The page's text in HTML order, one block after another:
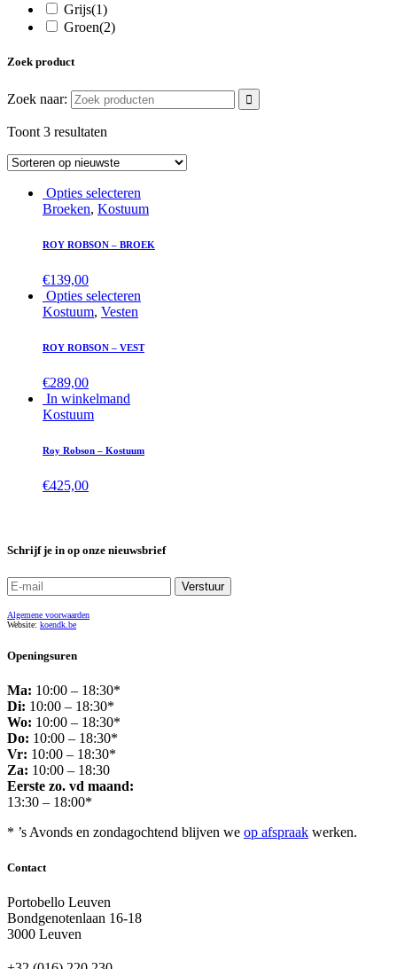
Grijs(1)
Groen(2)
Zoek product
Zoek naar:
Toont 3 resultaten
Opties selecteren
Broeken, Kostuum
ROY ROBSON – BROEK
€139,00
Opties selecteren
Kostuum, Vesten
ROY ROBSON – VEST
€289,00
In winkelmand
Kostuum
Roy Robson – Kostuum
€425,00
Schrijf je in op onze nieuwsbrief
Algemene voorwaarden
Website: koendk.be
Openingsuren
Ma: 10:00 – 18:30*
Di: 10:00 – 18:30*
Wo: 10:00 – 18:30*
Do: 10:00 – 18:30*
Vr: 10:00 – 18:30*
Za: 10:00 – 18:30
Eerste zo. vd maand:
13:30 – 18:00*
* ’s Avonds en zondagochtend blijven we op afspraak werken.
Contact
Portobello Leuven
Bondgenotenlaan 16-18
3000 Leuven